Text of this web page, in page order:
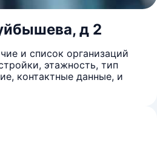
д 2
и список организаций
этажность, тип
контактные данные, и